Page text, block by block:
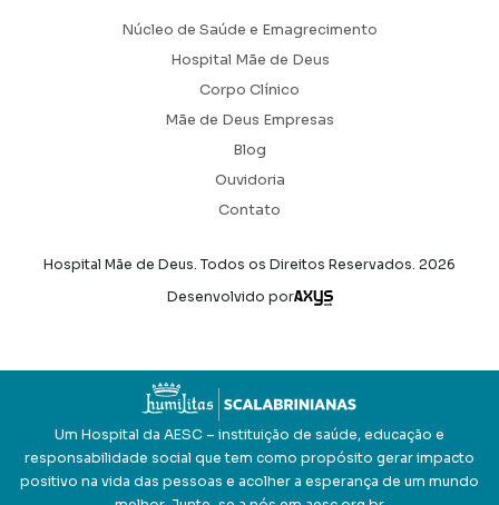
Núcleo de Saúde e Emagrecimento
Hospital Mãe de Deus
Corpo Clínico
Mãe de Deus Empresas
Blog
Ouvidoria
Contato
Hospital Mãe de Deus. Todos os Direitos Reservados. 2026
Desenvolvido por
Axysweb
Um Hospital da AESC – instituição de saúde, educação e
responsabilidade social que tem como propósito gerar impacto
positivo na vida das pessoas e acolher a esperança de um mundo